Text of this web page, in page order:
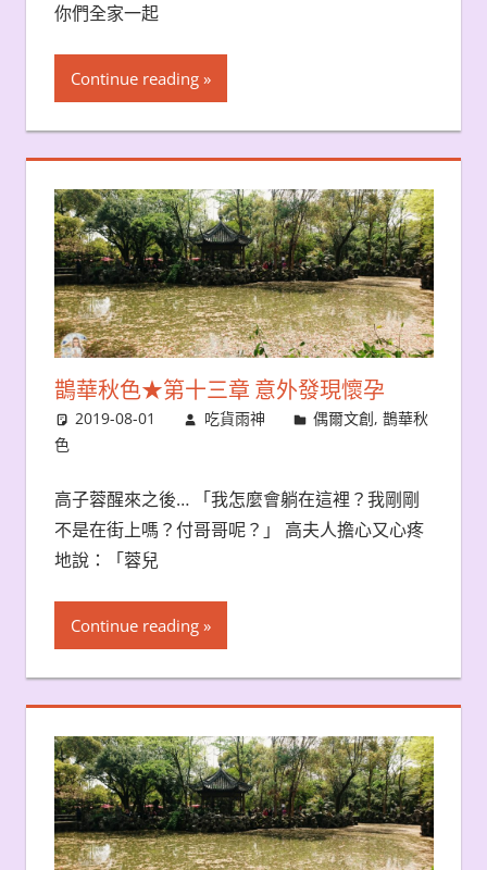
你們全家一起
Continue reading
鵲華秋色★第十三章 意外發現懷孕
2019-08-01 吃貨雨神 偶爾文創,鵲華秋
色
高子蓉醒來之後… 「我怎麼會躺在這裡？我剛剛
不是在街上嗎？付哥哥呢？」 高夫人擔心又心疼
地說：「蓉兒
Continue reading